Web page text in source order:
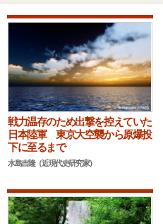
戦力温存のため出撃を控えていた
日本陸軍 東京大空襲から原爆投
下に至るまで
水島吉隆（近現代史研究家）